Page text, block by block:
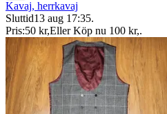
Kavaj, herrkavaj
Sluttid13 aug 17:35.
Pris:50 kr,Eller Köp nu 100 kr,.